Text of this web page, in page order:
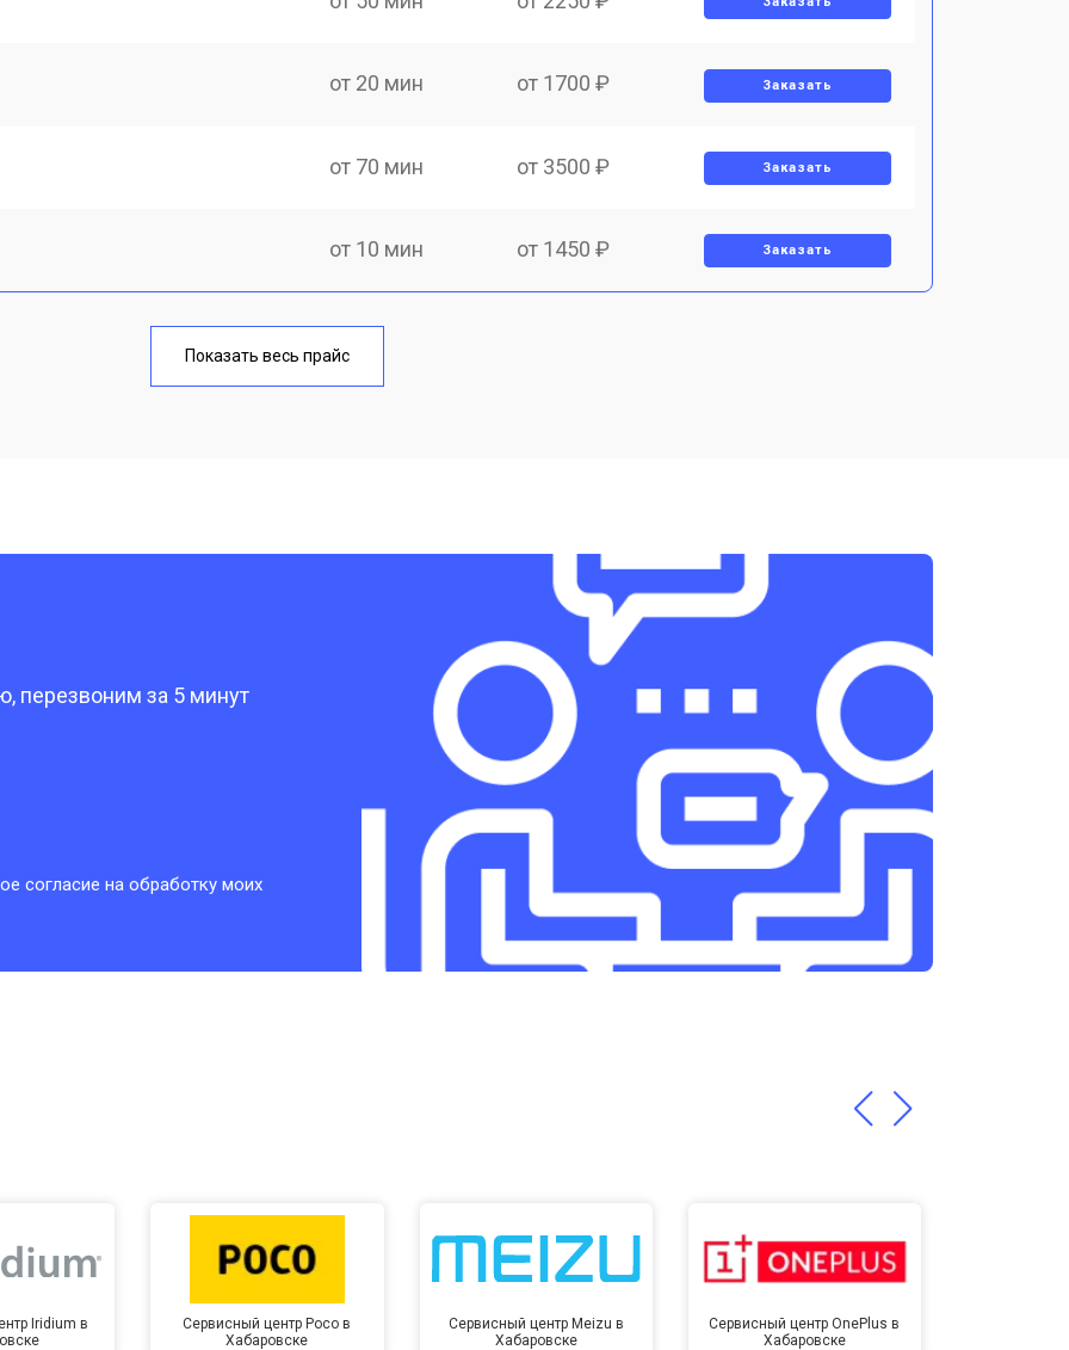
от 20 мин от 1700 ₽ Заказать
от 70 мин от 3500 ₽ Заказать
от 10 мин от 1450 ₽ Заказать
от 40 мин
от 3300 ₽
от 1400 ₽ Заказать
от 2700 ₽ Заказать
от 950 ₽ Заказать
от 1750 ₽
Показать весь прайс
перезвоним за 5 минут
согласие на обработку моих
Iridium в
Сервисный центр Poco в
Хабаровске
Сервисный центр Meizu в
Хабаровске
Сервисный центр OnePlus в
Хабаровске